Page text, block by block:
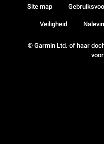
© Garmin Ltd. of haar
Site map
Veiligheid